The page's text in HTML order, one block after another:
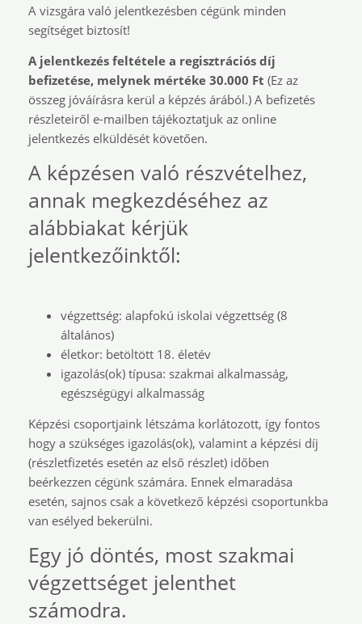
A vizsgára való jelentkezésben cégünk minden
segítséget biztosít!
A jelentkezés feltétele a regisztrációs díj
befizetése, melynek mértéke 30.000 Ft (Ez az
összeg jóváírásra kerül a képzés árából.) A befizetés
részleteiről e-mailben tájékoztatjuk az online
jelentkezés elküldését követően.
A képzésen való részvételhez,
annak megkezdéséhez az
alábbiakat kérjük
jelentkezőinktől:
végzettség: alapfokú iskolai végzettség (8
általános)
életkor: betöltött 18. életév
igazolás(ok) típusa: szakmai alkalmasság,
egészségügyi alkalmasság
Képzési csoportjaink létszáma korlátozott, így fontos
hogy a szükséges igazolás(ok), valamint a képzési díj
(részletfizetés esetén az első részlet) időben
beérkezzen cégünk számára. Ennek elmaradása
esetén, sajnos csak a következő képzési csoportunkba
van esélyed bekerülni.
Egy jó döntés, most szakmai
végzettséget jelenthet
számodra.